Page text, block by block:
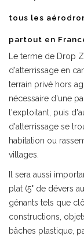
tous les
partout en
Le terme de Drop
d'atterrissage en
terrain privé hors
nécessaire d'une
l'exploitant, puis
d'atterrissage se
habitation ou
villages.
Il sera aussi
plat (5° de dévers
génants tels que
constructions,
bâches plastique,